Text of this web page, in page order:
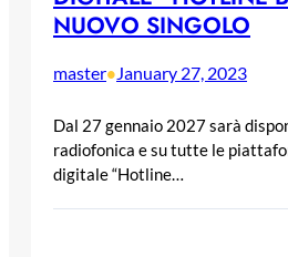
NUOVO SINGOLO
master•January 27, 2023
Dal 27 gennaio 2027 sarà
radiofonica e su tutte le
digitale “Hotline…